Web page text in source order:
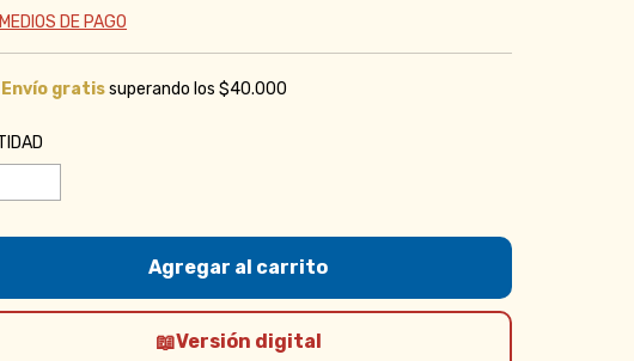
DE PAGO
Envío gratissuperando los$40.000
Versión digital